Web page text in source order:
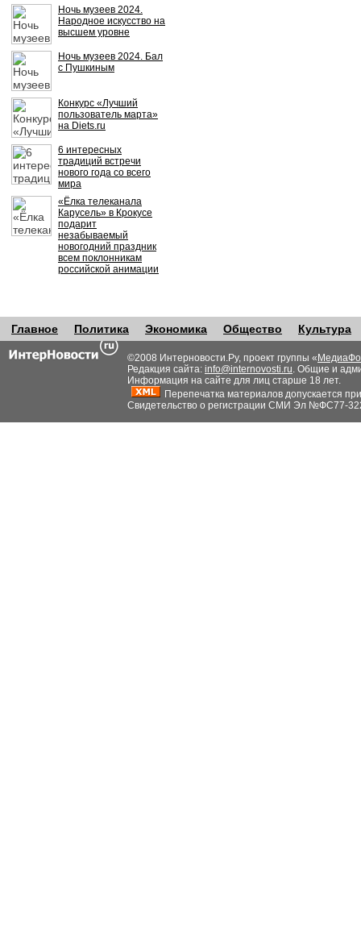
Ночь музеев 2024.
Народное искусство на
высшем уровне
Ночь музеев 2024. Бал
с Пушкиным
Конкурс «Лучший
пользователь марта»
на Diets.ru
6 интересных
традиций встречи
нового года со всего
мира
«Ёлка телеканала
Карусель» в Крокусе
подарит
незабываемый
новогодний праздник
всем поклонникам
российской анимации
Главное Политика Экономика Общество Культура
©2008 Интерновости.Ру, проект группы «
Редакция сайта: info@internovosti.ru. Общие и
Информация на сайте для лиц старше 18 лет.
Перепечатка материалов допускается
Свидетельство о регистрации СМИ Эл №ФС77-